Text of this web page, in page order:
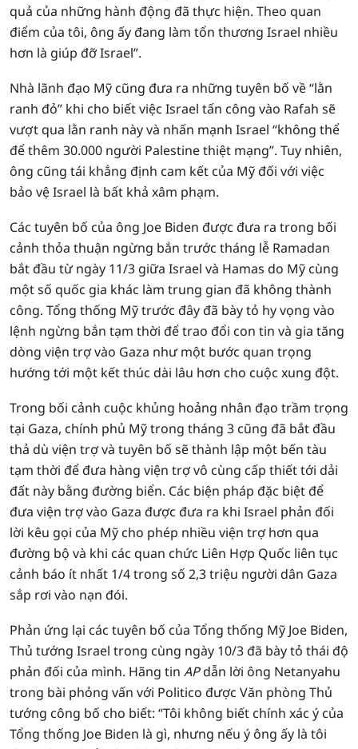
quả của những hành động đã thực hiện. Theo quan
điểm của tôi, ông ấy đang làm tổn thương Israel nhiều
hơn là giúp đỡ Israel”.
Nhà lãnh đạo Mỹ cũng đưa ra những tuyên bố về “lằn
ranh đỏ” khi cho biết việc Israel tấn công vào Rafah sẽ
vượt qua lằn ranh này và nhấn mạnh Israel “không thể
để thêm 30.000 người Palestine thiệt mạng”. Tuy nhiên,
ông cũng tái khẳng định cam kết của Mỹ đối với việc
bảo vệ Israel là bất khả xâm phạm.
Các tuyên bố của ông Joe Biden được đưa ra trong bối
cảnh thỏa thuận ngừng bắn trước tháng lễ Ramadan
bắt đầu từ ngày 11/3 giữa Israel và Hamas do Mỹ cùng
một số quốc gia khác làm trung gian đã không thành
công. Tổng thống Mỹ trước đây đã bày tỏ hy vọng vào
lệnh ngừng bắn tạm thời để trao đổi con tin và gia tăng
dòng viện trợ vào Gaza như một bước quan trọng
hướng tới một kết thúc dài lâu hơn cho cuộc xung đột.
Trong bối cảnh cuộc khủng hoảng nhân đạo trầm trọng
tại Gaza, chính phủ Mỹ trong tháng 3 cũng đã bắt đầu
thả dù viện trợ và tuyên bố sẽ thành lập một bến tàu
tạm thời để đưa hàng viện trợ vô cùng cấp thiết tới dải
đất này bằng đường biển. Các biện pháp đặc biệt để
đưa viện trợ vào Gaza được đưa ra khi Israel phản đối
lời kêu gọi của Mỹ cho phép nhiều viện trợ hơn qua
đường bộ và khi các quan chức Liên Hợp Quốc liên tục
cảnh báo ít nhất 1/4 trong số 2,3 triệu người dân Gaza
sắp rơi vào nạn đói.
Phản ứng lại các tuyên bố của Tổng thống Mỹ Joe Biden,
Thủ tướng Israel trong cùng ngày 10/3 đã bày tỏ thái độ
phản đối của mình. Hãng tin APdẫn lời ông Netanyahu
trong bài phỏng vấn với Politico được Văn phòng Thủ
tướng công bố cho biết: “Tôi không biết chính xác ý của
Tổng thống Joe Biden là gì, nhưng nếu ý ông ấy là tôi